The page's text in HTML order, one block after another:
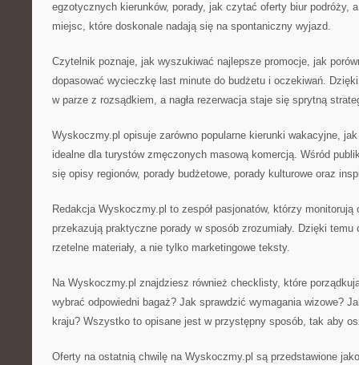
egzotycznych kierunków, porady, jak czytać oferty biur podróży,
miejsc, które doskonale nadają się na spontaniczny wyjazd.
Czytelnik poznaje, jak wyszukiwać najlepsze promocje, jak
dopasować wycieczkę last minute do budżetu i oczekiwań.
w parze z rozsądkiem, a nagła rezerwacja staje się sprytną
Wyskoczmy.pl opisuje zarówno popularne kierunki wakacyjne,
idealne dla turystów zmęczonych masową komercją. Wśród
się opisy regionów, porady budżetowe, porady kulturowe oraz
Redakcja Wyskoczmy.pl to zespół pasjonatów, którzy monitorują
przekazują praktyczne porady w sposób zrozumiały. Dzięki
rzetelne materiały, a nie tylko marketingowe teksty.
Na Wyskoczmy.pl znajdziesz również checklisty, które
wybrać odpowiedni bagaż? Jak sprawdzić wymagania wizowe?
kraju? Wszystko to opisane jest w przystępny sposób, tak aby
Oferty na ostatnią chwilę na Wyskoczmy.pl są przedstawione